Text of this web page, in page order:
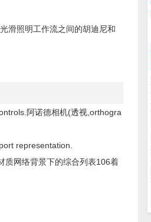
滑照明工作流之间的胡迪尼和
阿诺德相机(透视,orthogra
representation.
质网络背景下的综合列表106着